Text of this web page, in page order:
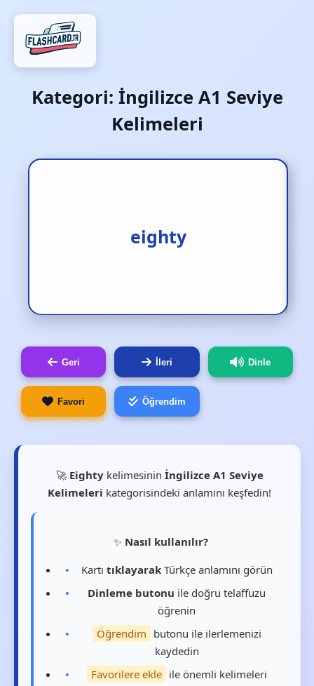
Kategori: İngilizce A1 Seviye
Kelimeleri
eighty
sayısı (80) [i.] 3.80 [i.]
Geri İleri Dinle
Favori Öğrendim
🚀 Eightykelimesinin İngilizce A1 Seviye
Kelimeleri kategorisindeki anlamını keşfedin!
✨ Nasıl kullanılır?
Kartı tıklayarakTürkçe anlamını görün
Dinleme butonu ile doğru telaffuzu
öğrenin
Öğrendim butonu ile ilerlemenizi
kaydedin
Favorilere ekle ile önemli kelimeleri